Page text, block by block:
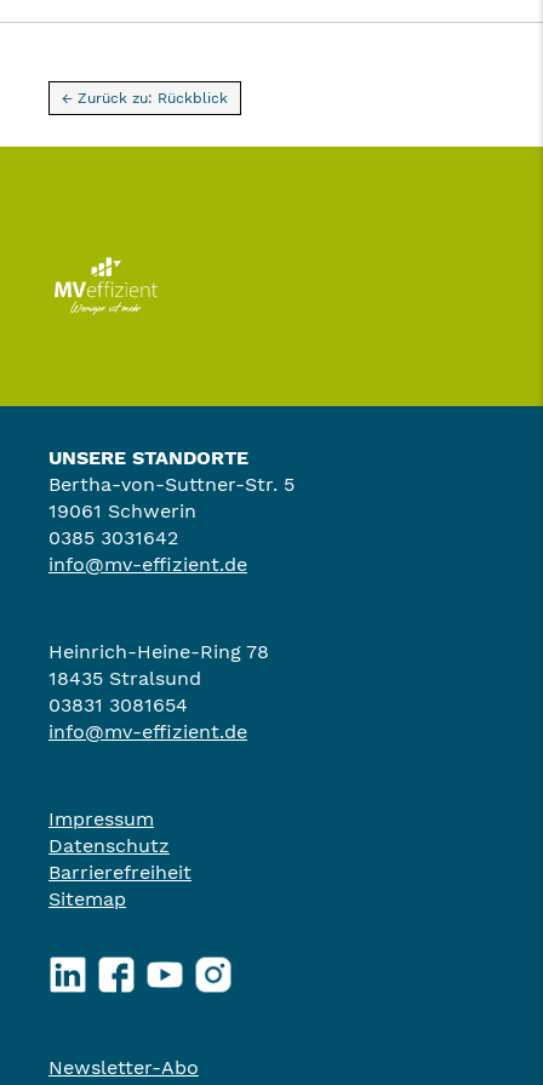
← Zurück zu: Rückblick
UNSERE STANDORTE
Bertha-von-Suttner-Str. 5
19061 Schwerin
0385 3031642
info@mv-effizient.de
Heinrich-Heine-Ring 78
18435 Stralsund
03831 3081654
info@mv-effizient.de
Impressum
Datenschutz
Barrierefreiheit
Sitemap
LinkedInFacebookYouTubeInstagram
Newsletter-Abo